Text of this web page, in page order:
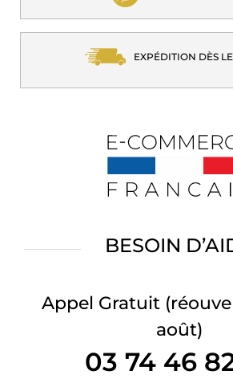
EXPÉDITION DÈS LE
BESOIN
Appel Gratuit
août)
03 74 46